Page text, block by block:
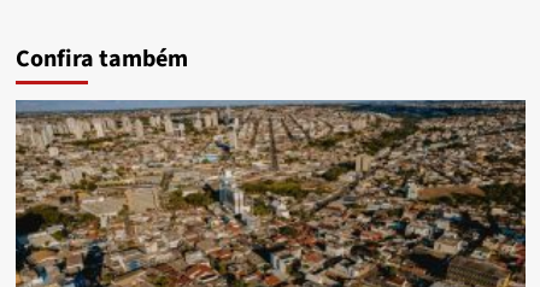
Confira também